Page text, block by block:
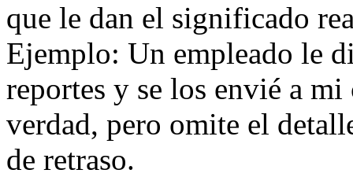
que le dan el significado
Ejemplo: Un empleado le
reportes y se los envié a
verdad, pero omite el
de retraso.